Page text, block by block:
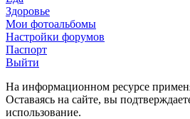
Здоровье
Мои фотоальбомы
Настройки форумов
Паспорт
Выйти
На информационном ресурсе
Оставаясь на сайте, вы
использование.